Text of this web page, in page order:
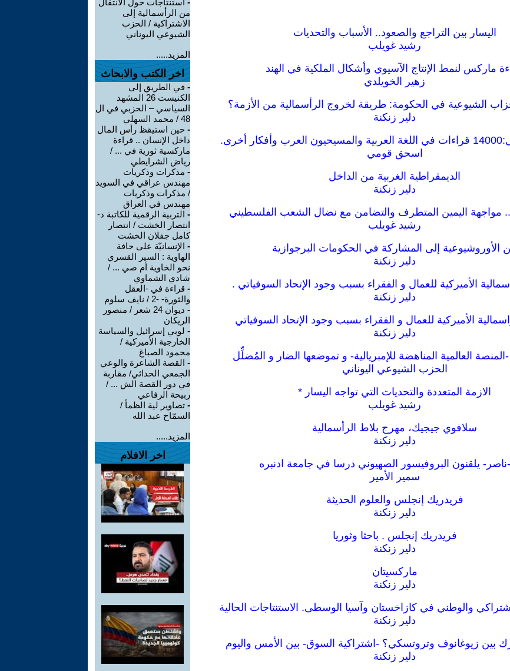
اليسار بين التراجع والصعود.. الأسباب والتحديات
رشيد غويلب
ماركس لنمط الإنتاج الآسيوي وأشكال الملكية في الهند
زهير الخويلدي
الشيوعية في الحكومة: طريقة لخروج الرأسمالية من الأزمة؟
دلير زنكنة
أخرى.
اسحق قومي
الديمقراطية الغربية من الداخل
دلير زنكنة
رشيد غويلب
الأوروشيوعية إلى المشاركة في الحكومات البرجوازية
دلير زنكنة
الأميركية للعمال و الفقراء بسبب وجود الإتحاد السوفياتي .
دلير زنكنة
الأميركية للعمال و الفقراء بسبب وجود الإتحاد السوفياتي
دلير زنكنة
العالمية المناهضة للإمبريالية- و تموضعها الضار و المُضلِّل
الحزب الشيوعي اليوناني
الازمة المتعددة والتحديات التي تواجه اليسار *
رشيد غويلب
سلافوي جيجيك، مهرج بلاط الرأسمالية
دلير زنكنة
-ناصر- يلقنون البروفيسور الصهيوني درسا في جامعة ادنبره
سمير الأمير
فريدريك إنجلس والعلوم الحديثة
دلير زنكنة
فريدريك إنجلس . باحثا وثوريا
دلير زنكنة
ماركسيتان
دلير زنكنة
والوطني في كازاخستان وآسيا الوسطى. الاستنتاجات الحالية
دلير زنكنة
بين زيوغانوف وتروتسكي؟ -اشتراكية السوق- بين الأمس واليوم
دلير زنكنة
- استنتاجات حول الانتقال
من الرأسمالية إلى
الاشتراكية / الحزب
الشيوعي اليوناني
المزيد.....
اخر الكتب والابحاث
- في الطريق إلى
الكنيست 26 المشهد
السياسي – الحزبي في ال
48 / محمد السهلي
- حين استيقظ رأس المال
داخل الإنسان .. قراءة
ماركسية ثورية في ... /
رياض الشرايطي
- مذكرات وذكريات
مهندس عراقي في السويد
/ مذكرات وذكريات
مهندس في العراق
- التربية الرقمية للكاتبة د-
انتصار الخشت / انتصار
كامل جفلان الخشت
- الإنسانيّة على حافة
الهاوية : السير القسري
نحو الخاوية أم صي ... /
شادي الشماوي
- قراءة في -العقل
والثورة- -2 / نايف سلوم
-
ديوان 24 شعر / منصور
الريكان
- لوبي إسرائيل والسياسة
الخارجية الأميركية /
محمود الصباغ
- القصة الشاعرة والوعي
الجمعي الحداثي/ مقاربة
في دور القصة الش ... /
ربيحة الرفاعي
- تصاوير لية الظمأ /
السمّاح عبد الله
المزيد.....
اخر الافلام